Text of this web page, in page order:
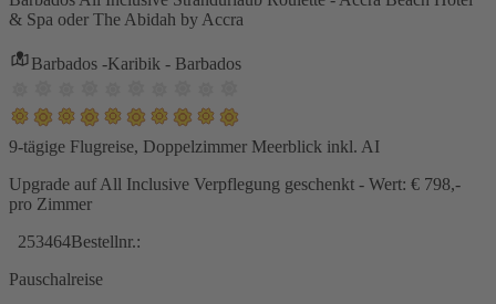
& Spa oder The Abidah by Accra
Barbados -Karibik - Barbados
9-tägige Flugreise, Doppelzimmer Meerblick inkl. AI
Upgrade auf All Inclusive Verpflegung geschenkt - Wert: € 798,-
pro Zimmer
253464Bestellnr.:
Pauschalreise